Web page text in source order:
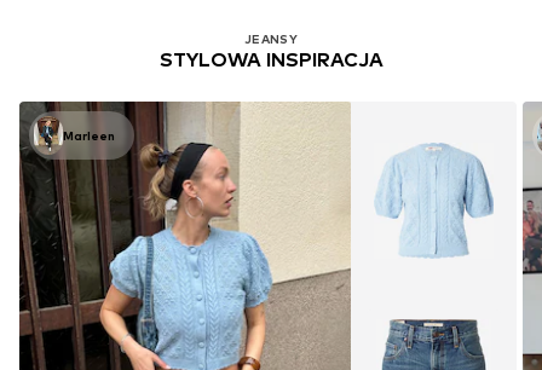
JEANSY
STYLOWA INSPIRACJA
Marleen